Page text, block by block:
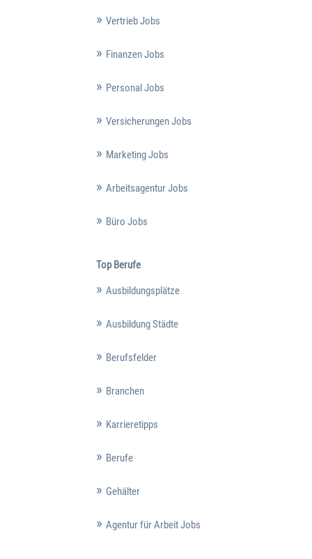
Vertrieb Jobs
Finanzen Jobs
Personal Jobs
Versicherungen Jobs
Marketing Jobs
Arbeitsagentur Jobs
Büro Jobs
Top Berufe
Ausbildungsplätze
Ausbildung Städte
Berufsfelder
Branchen
Karrieretipps
Berufe
Gehälter
Agentur für Arbeit Jobs